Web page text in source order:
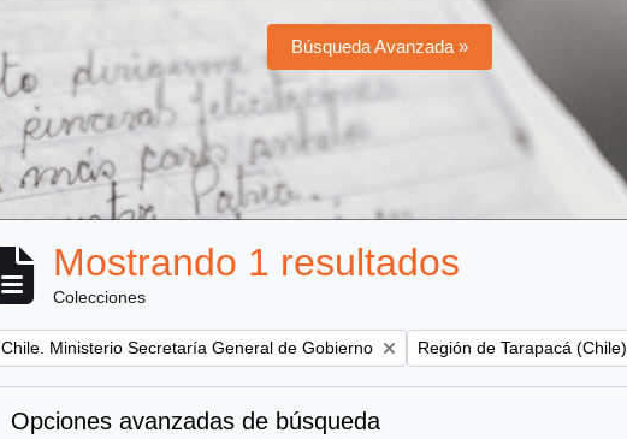
Búsqueda Avanzada »
Mostrando 1 resultados
Colecciones
Remove filter:
Chile. Ministerio Secretaría General de Gobierno Remove filter:
Región de Tarapacá (Chile)
Opciones avanzadas de búsqueda